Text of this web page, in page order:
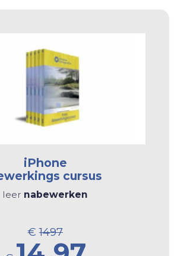
iPhone
cursus
leer nabewerken
€ 1497